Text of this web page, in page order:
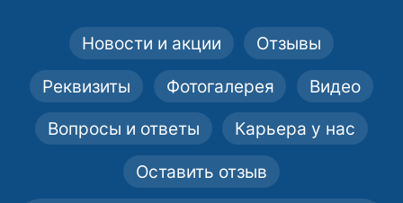
Новости и акции Отзывы
Реквизиты Фотогалерея Видео
Вопросы и ответы Карьера у нас
Оставить отзыв